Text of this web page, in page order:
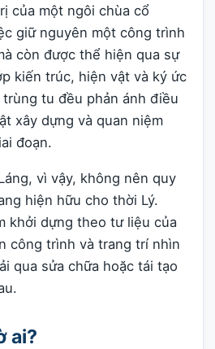
của một ngôi chùa cổ
giữ nguyên một công trình
còn được thể hiện qua sự
kiến trúc, hiện vật và ký ức
tu đều phản ánh điều
xây dựng và quan niệm
đoạn.
vì vậy, không nên quy
hiện hữu cho thời Lý.
khởi dựng theo tư liệu của
công trình và trang trí nhìn
qua sửa chữa hoặc tái tạo
ai?